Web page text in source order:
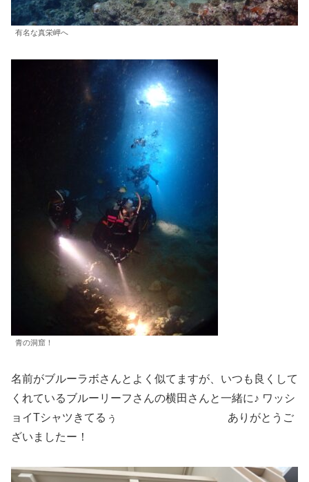
有名な真栄岬へ
青の洞窟！
名前がブルーラボさんとよく似てますが、いつも良くして
くれているブルーリーフさんの横田さんと一緒に♪ ワッシ
ョイTシャツきてるぅ ありがとうご
ざいましたー！